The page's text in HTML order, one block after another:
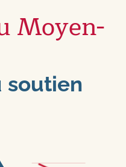
Moyen-
soutien